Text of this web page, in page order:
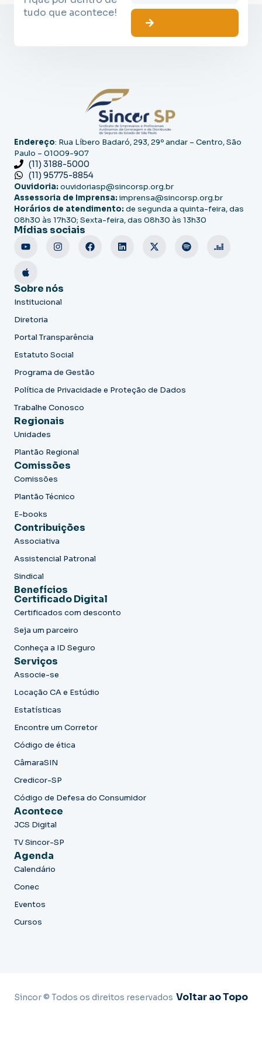
tudo que acontece!
Endereço: Rua Líbero Badaró, 293, 29º andar – Centro, São
Paulo – 01009-907
(11) 3188-5000
(11) 95775-8854
Ouvidoria: ouvidoriasp@sincorsp.org.br
Assessoria de Imprensa: imprensa@sincorsp.org.br
Horários de atendimento: de segunda a quinta-feira, das
08h30 às 17h30; Sexta-feira, das 08h30 às 13h30
Mídias sociais
Sobre nós
Institucional
Diretoria
Portal Transparência
Estatuto Social
Programa de Gestão
Política de Privacidade e Proteção de Dados
Trabalhe Conosco
Regionais
Unidades
Plantão Regional
Comissões
Comissões
Plantão Técnico
E-books
Contribuições
Associativa
Assistencial Patronal
Sindical
Benefícios
Certificado Digital
Certificados com desconto
Seja um parceiro
Conheça a ID Seguro
Serviços
Associe-se
Locação CA e Estúdio
Estatísticas
Encontre um Corretor
Código de ética
CâmaraSIN
Credicor-SP
Código de Defesa do Consumidor
Acontece
JCS Digital
TV Sincor-SP
Agenda
Calendário
Conec
Eventos
Cursos
Sincor © Todos os direitos reservados Voltar ao Topo